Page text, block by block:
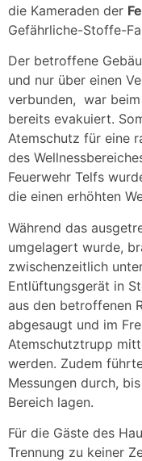
die Kameraden der
Gefährliche-Stoffe-
Der betroffene
und nur über einen
verbunden, war
bereits evakuiert.
Atemschutz für eine
des
Feuerwehr Telfs
die einen erhöhten
Während das
umgelagert wurde,
zwischenzeitlich
Entlüftungsgerät in
aus den betroffenen
abgesaugt und im
Atemschutztrupp
werden. Zudem
Messungen durch,
Bereich lagen.
Für die Gäste des
Trennung zu keiner